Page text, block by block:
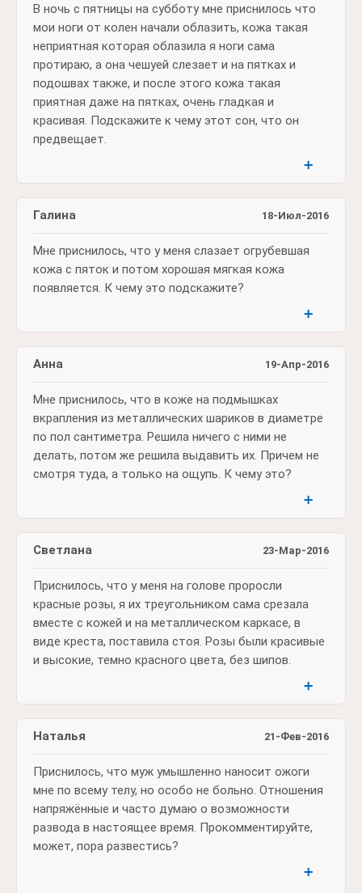
В ночь с пятницы на субботу мне приснилось что
мои ноги от колен начали облазить, кожа такая
неприятная которая облазила я ноги сама
протираю, а она чешуей слезает и на пятках и
подошвах также, и после этого кожа такая
приятная даже на пятках, очень гладкая и
красивая. Подскажите к чему этот сон, что он
предвещает.
➕
18-Июл-2016
Галина
Мне приснилось, что у меня слазает огрубевшая
кожа с пяток и потом хорошая мягкая кожа
появляется. К чему это подскажите?
➕
19-Апр-2016
Анна
Мне приснилось, что в коже на подмышках
вкрапления из металлических шариков в диаметре
по пол сантиметра. Решила ничего с ними не
делать, потом же решила выдавить их. Причем не
смотря туда, а только на ощупь. К чему это?
➕
23-Мар-2016
Светлана
Приснилось, что у меня на голове проросли
красные розы, я их треугольником сама срезала
вместе с кожей и на металлическом каркасе, в
виде креста, поставила стоя. Розы были красивые
и высокие, темно красного цвета, без шипов.
➕
21-Фев-2016
Наталья
Приснилось, что муж умышленно наносит ожоги
мне по всему телу, но особо не больно. Отношения
напряжённые и часто думаю о возможности
развода в настоящее время. Прокомментируйте,
может, пора развестись?
➕